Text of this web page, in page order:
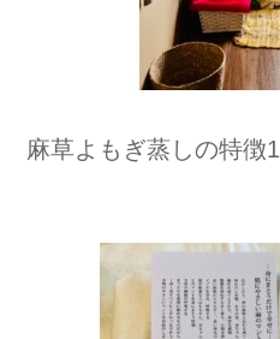
麻草よもぎ蒸しの特徴1